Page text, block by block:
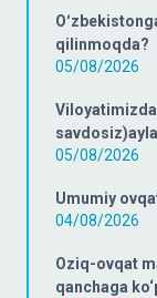
qilinmoqda?
05/08/2026
05/08/2026
Umumiy
04/08/2026
Oziq-ovqat
qanchaga